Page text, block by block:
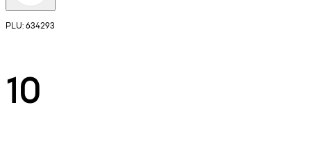
PLU: 634293
10